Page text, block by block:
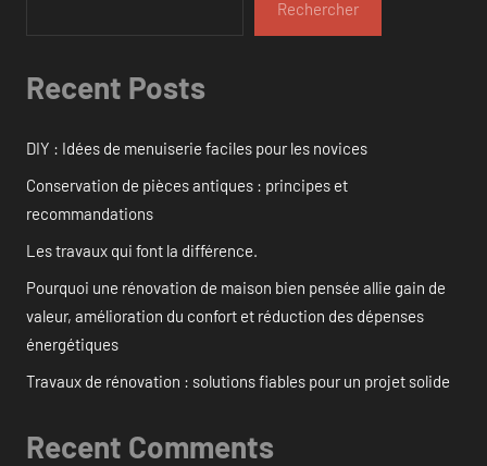
Rechercher
Recent Posts
DIY : Idées de menuiserie faciles pour les novices
Conservation de pièces antiques : principes et
recommandations
Les travaux qui font la différence.
Pourquoi une rénovation de maison bien pensée allie gain de
valeur, amélioration du confort et réduction des dépenses
énergétiques
Travaux de rénovation : solutions fiables pour un projet solide
Recent Comments